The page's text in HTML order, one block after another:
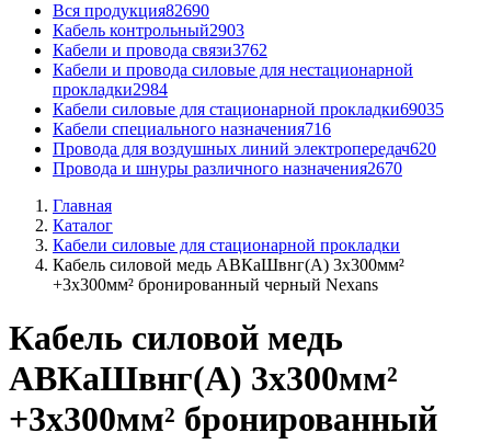
Вся продукция82690
Кабель контрольный2903
Кабели и провода связи3762
Кабели и провода силовые для нестационарной
прокладки2984
Кабели силовые для стационарной прокладки69035
Кабели специального назначения716
Провода для воздушных линий электропередач620
Провода и шнуры различного назначения2670
Главная
Каталог
Кабели силовые для стационарной прокладки
Кабель силовой медь АВКаШвнг(А) 3x300мм²
+3x300мм² бронированный черный Nexans
Кабель силовой медь
АВКаШвнг(А) 3x300мм²
+3x300мм² бронированный